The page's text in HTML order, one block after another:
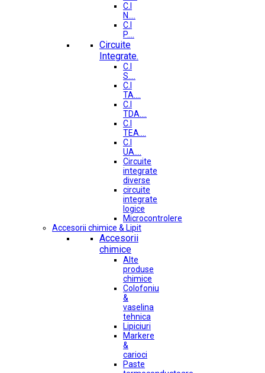
C.I
N....
C.I
P....
Circuite
Integrate.
C.I
S....
C.I
TA....
C.I
TDA....
C.I
TEA....
C.I
UA....
Circuite
integrate
diverse
circuite
integrate
logice
Microcontrolere
Accesorii chimice & Lipit
Accesorii
chimice
Alte
produse
chimice
Colofoniu
&
vaselina
tehnica
Lipiciuri
Markere
&
carioci
Paste